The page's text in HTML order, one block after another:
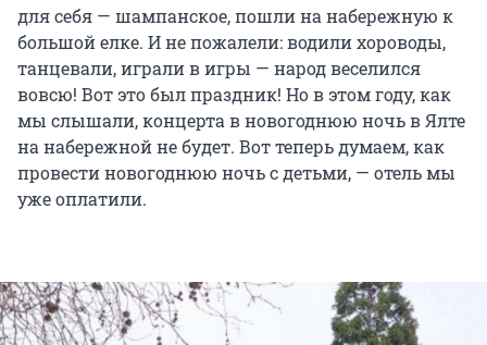
для себя — шампанское, пошли на набережную к
большой елке. И не пожалели: водили хороводы,
танцевали, играли в игры — народ веселился
вовсю! Вот это был праздник! Но в этом году, как
мы слышали, концерта в новогоднюю ночь в Ялте
на набережной не будет. Вот теперь думаем, как
провести новогоднюю ночь с детьми, — отель мы
уже оплатили.